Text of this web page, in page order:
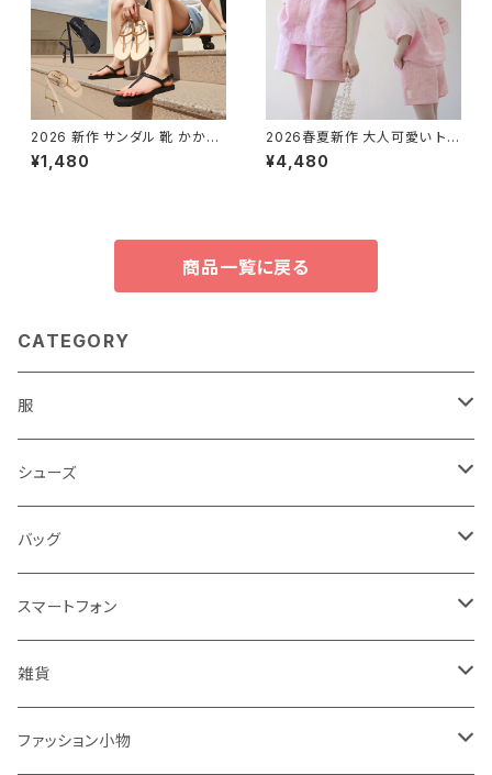
2026 新作 サンダル 靴 かかと
なし フラット ストラップ サンダル
軽い 軽量 シンプル 春夏 ミュー
¥1,480
2026春夏新作 大人可愛い トレ
ンド 麻調 ふんわり袖 半袖シャ
ツ ブラウス ピンク 着回し セット
¥4,480
商品一覧に戻る
CATEGORY
服
レディース
トップス
コート・ジャケット
メンズ
バッグ
帽子
キッズ＆ベビー
浴衣
シューズ
レディース
サンダル
スニーカー
メンズ
サンダル
キッズ＆ベビー
バッグ
レディース
メンズ
キッズ＆ベビー
スマートフォン
アクセサリ
ケース・カバー
ケース
雑貨
ガラス
ファッション小物